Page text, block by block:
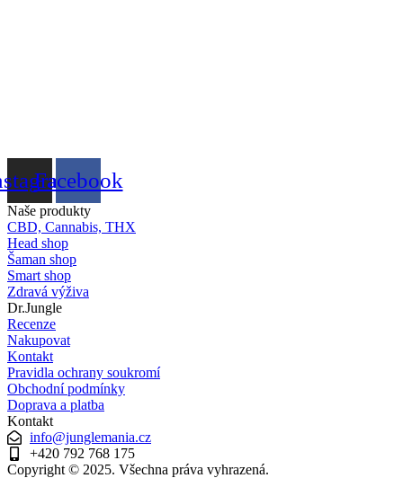
Facebook
Naše produkty
CBD, Cannabis, THX
Head shop
Šaman shop
Smart shop
Zdravá výživa
Dr.Jungle
Recenze
Nakupovat
Kontakt
Pravidla ochrany soukromí
Obchodní podmínky
Doprava a platba
Kontakt
info@junglemania.cz
+420 792 768 175
Copyright © 2025. Všechna práva vyhrazená.